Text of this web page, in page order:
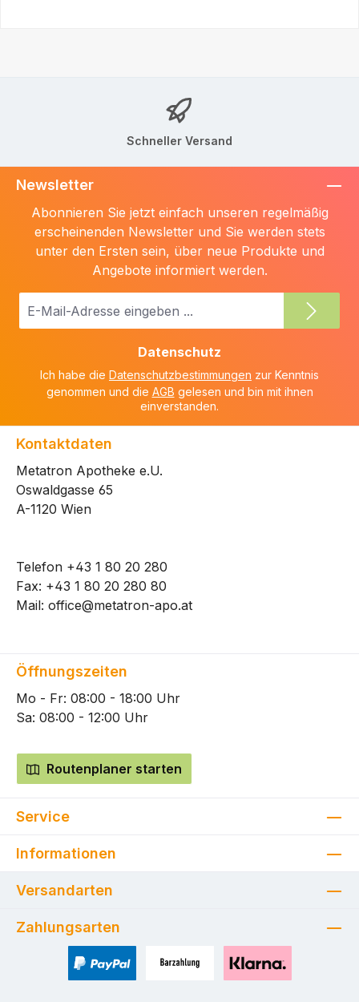
Schneller Versand
Newsletter
Abonnieren Sie jetzt einfach unseren regelmäßig
erscheinenden Newsletter und Sie werden stets
unter den Ersten sein, über neue Produkte und
Angebote informiert werden.
E-
Datenschutz
Ich habe die Datenschutzbestimmungen zur Kenntnis
genommen und die AGB gelesen und bin mit ihnen
einverstanden.
Kontaktdaten
Metatron Apotheke e.U.
Oswaldgasse 65
A-1120 Wien
Telefon +43 1 80 20 280
Fax: +43 1 80 20 280 80
Mail: office@metatron-apo.at
Öffnungszeiten
Mo - Fr: 08:00 - 18:00 Uhr
Sa: 08:00 - 12:00 Uhr
Routenplaner starten
Service
Informationen
Versandarten
Zahlungsarten